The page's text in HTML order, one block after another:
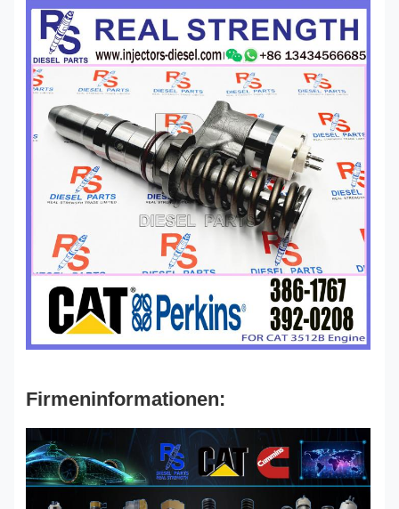
Firmeninformationen: